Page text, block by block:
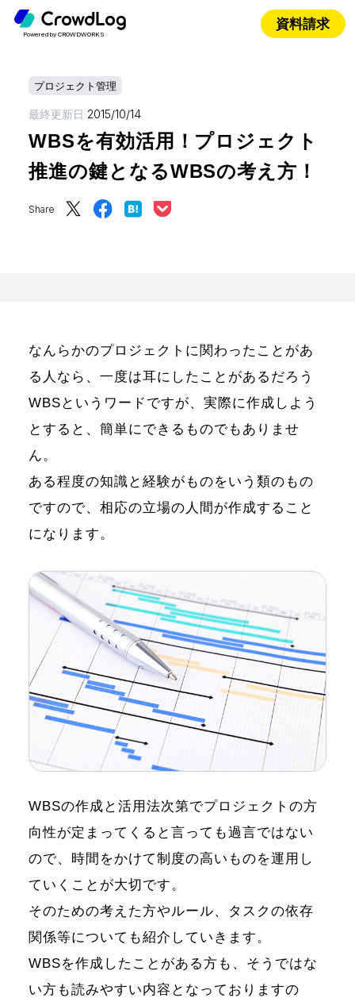
Powered by CROWDWORKS
資料請求
プロジェクト管理
最終更新日 2015/10/14
WBSを有効活用！プロジェクト
推進の鍵となるWBSの考え方！
Share
なんらかのプロジェクトに関わったことがあ
る人なら、一度は耳にしたことがあるだろう
WBSというワードですが、実際に作成しよう
とすると、簡単にできるものでもありませ
ん。
ある程度の知識と経験がものをいう類のもの
ですので、相応の立場の人間が作成すること
になります。
WBSの作成と活用法次第でプロジェクトの方
向性が定まってくると言っても過言ではない
ので、時間をかけて制度の高いものを運用し
ていくことが大切です。
そのための考えた方やルール、タスクの依存
関係等についても紹介していきます。
WBSを作成したことがある方も、そうではな
い方も読みやすい内容となっておりますの